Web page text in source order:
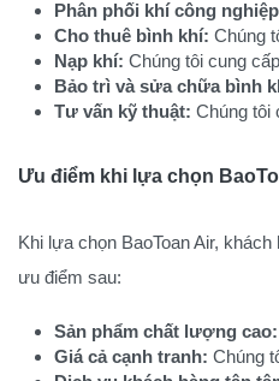
Phân phối khí công
Cho thuê bình khí: Chúng
Nạp khí: Chúng tôi cung
Bảo trì và sửa chữa bình
Tư vấn kỹ thuật: Chúng tôi
Ưu điểm khi lựa chọn
Khi lựa chọn BaoToan Air,
ưu điểm sau:
Sản phẩm chất lượng cao:
Giá cả cạnh tranh: Chúng